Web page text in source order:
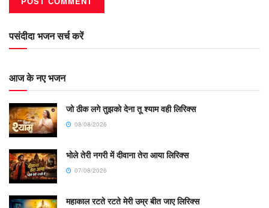
पसंदीदा भजन सर्च करें
आज के नए भजन
जो ठीक लगे तुझको देना तू श्याम वही लिरिक्स
08/08/2026
भोले तेरी नगरी में दीवाना तेरा आया लिरिक्स
07/08/2026
महाकाल रटते रटते मेरी उम्र बीत जाए लिरिक्स